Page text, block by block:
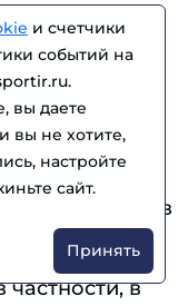
иное, но
при
на
либо в
этой
в
и счетчики
событий на
вы даете
вы не хотите,
настройте
сайт.
Принять